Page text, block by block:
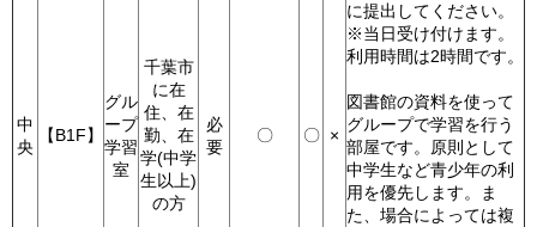
中
央
【B1F】
グル
ープ
学習
室
千葉市
に在
住、在
勤、在
学(中学
生以上)
の方
必
要
〇 〇 ×
に提出してください。
※当日受け付けます。
利用時間は2時間です。
図書館の資料を使って
グループで学習を行う
部屋です。原則として
中学生など青少年の利
用を優先します。ま
た、場合によっては複